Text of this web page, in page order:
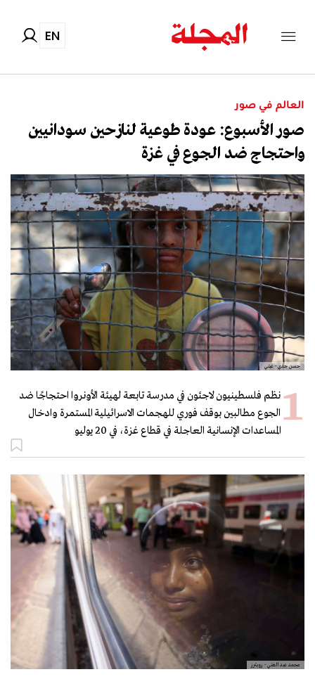
EN
العالم في صور
صور الأسبوع: عودة طوعية لنازحين سودانيين
واحتجاج ضد الجوع في غزة
حسن جدي- غيتي
نظم فلسطينيون لاجئون في مدرسة تابعة لهيئة الأونروا احتجاجًا ضد
الجوع مطالبين بوقف فوري للهجمات الاسرائيلية المستمرة وادخال
المساعدات الإنسانية العاجلة في قطاع غزة، في 20 يوليو
محمد عبد الغني- رويترز